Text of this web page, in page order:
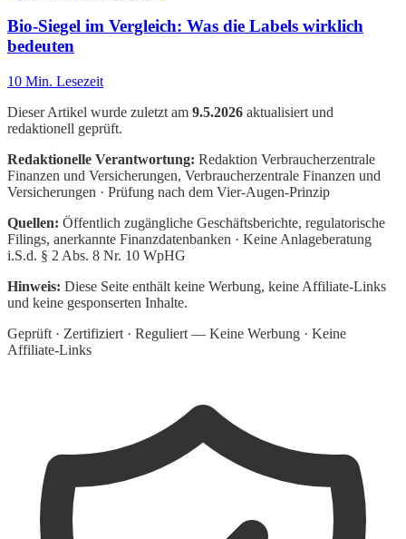
Bio-Siegel im Vergleich: Was die Labels wirklich
bedeuten
10 Min. Lesezeit
Dieser Artikel wurde zuletzt am 9.5.2026 aktualisiert und
redaktionell geprüft.
Redaktionelle Verantwortung: Redaktion Verbraucherzentrale
Finanzen und Versicherungen, Verbraucherzentrale Finanzen und
Versicherungen · Prüfung nach dem Vier-Augen-Prinzip
Quellen: Öffentlich zugängliche Geschäftsberichte, regulatorische
Filings, anerkannte Finanzdatenbanken · Keine Anlageberatung
i.S.d. § 2 Abs. 8 Nr. 10 WpHG
Hinweis: Diese Seite enthält keine Werbung, keine Affiliate-Links
und keine gesponserten Inhalte.
Geprüft · Zertifiziert · Reguliert — Keine Werbung · Keine
Affiliate-Links